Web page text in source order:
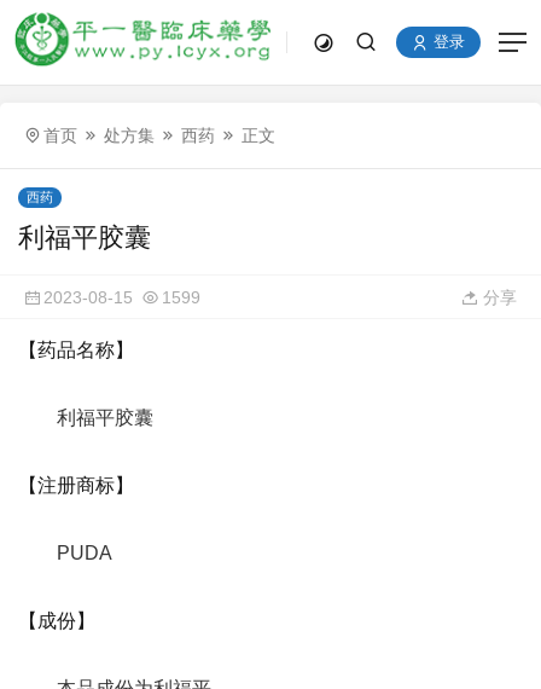
登录
首页 处方集 西药 正文
西药
利福平胶囊
2023-08-15 1599 分享
【药品名称】
利福平胶囊
【注册商标】
PUDA
【成份】